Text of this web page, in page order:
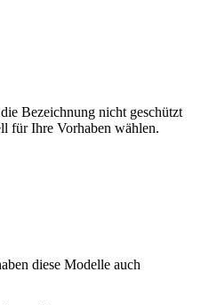
Bezeichnung nicht geschützt
für Ihre Vorhaben wählen.
diese Modelle auch